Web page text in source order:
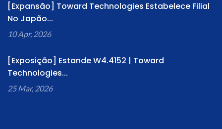
[Expansão] Toward Technologies Estabelece Filial
No Japão...
10 Apr, 2026
[Exposição] Estande W4.4152 | Toward
Technologies...
25 Mar, 2026